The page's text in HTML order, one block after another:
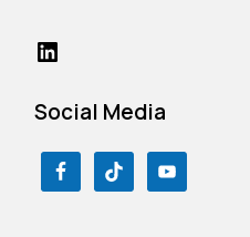
Social Media